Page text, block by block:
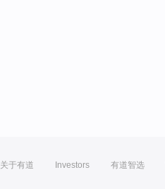
关于有道 Investors 有道智选